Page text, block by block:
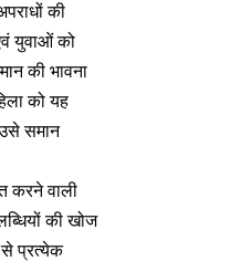
की
युवाओं को
की भावना
को यह
उसे समान
करने वाली
की खोज
से प्रत्‍येक